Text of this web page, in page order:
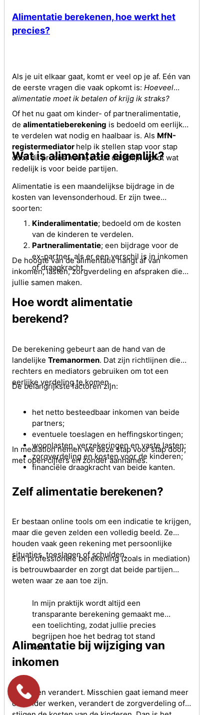
Alimentatie berekenen, hoe werkt het
precies?
Als je uit elkaar gaat, komt er veel op je af. Eén van
de eerste vragen die vaak opkomt is: Hoeveel
alimentatie moet ik betalen of krijg ik straks?
Of het nu gaat om kinder- of partneralimentatie,
de alimentatieberekening is bedoeld om eerlijk
te verdelen wat nodig en haalbaar is. Als MfN-
registermediator help ik stellen stap voor stap
door dit proces heen, zodat duidelijk wordt wat
redelijk is voor beide partijen.
Wat is alimentatie eigenlijk?
Alimentatie is een maandelijkse bijdrage in de
kosten van levensonderhoud. Er zijn twee
soorten:
Kinderalimentatie; bedoeld om de kosten
van de kinderen te verdelen.
Partneralimentatie; een bijdrage voor de
ex-partner, als er een verschil is in inkomen
of draagkracht.
De hoogte van de alimentatie hangt af van
inkomen, lasten, zorgverdeling en afspraken die
jullie samen maken.
Hoe wordt alimentatie
berekend?
De berekening gebeurt aan de hand van de
landelijke Tremanormen. Dat zijn richtlijnen die
rechters en mediators gebruiken om tot een
eerlijke verdeling te komen.
De belangrijkste factoren zijn:
het netto besteedbaar inkomen van beide
partners;
eventuele toeslagen en heffingskortingen;
woonlasten, verzekeringen en vaste lasten;
zorgverdeling en kosten voor de kinderen;
financiële draagkracht van beide kanten.
In mediation nemen we deze stap voor stap door,
met open cijfers en zonder aannames.
Zelf alimentatie berekenen?
Er bestaan online tools om een indicatie te krijgen,
maar die geven zelden een volledig beeld. Ze
houden vaak geen rekening met persoonlijke
situaties, toeslagen of schulden.
Een professionele berekening (zoals in mediation)
is betrouwbaarder en zorgt dat beide partijen
weten waar ze aan toe zijn.
In mijn praktijk wordt altijd een
transparante berekening gemaakt met
een toelichting, zodat jullie precies
begrijpen hoe het bedrag tot stand
komt.
Alimentatie bij wijziging van
inkomen
Het leven verandert. Misschien gaat iemand meer
of minder werken, verandert de zorgverdeling of